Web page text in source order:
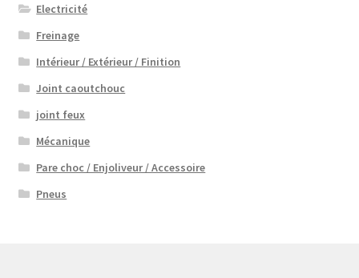
Electricité
Freinage
Intérieur / Extérieur / Finition
Joint caoutchouc
joint feux
Mécanique
Pare choc / Enjoliveur / Accessoire
Pneus